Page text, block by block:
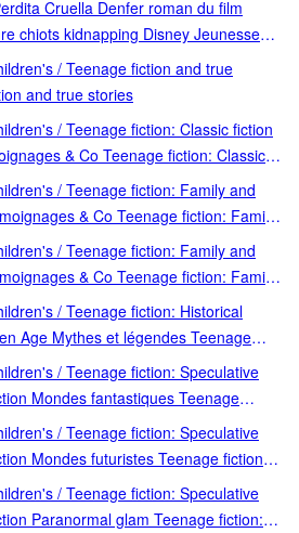
Cruella Denfer roman du film
chiots kidnapping Disney Jeunesse
de film Classique Disney Lutte
/ Teenage fiction and true
and true stories
/ Teenage fiction: Classic fiction
& Co Teenage fiction: Classic
/ Teenage fiction: Family and
& Co Teenage fiction: Family
/ Teenage fiction: Family and
& Co Teenage fiction: Family
rose Children's / Teenage fiction
en herbe 6-9 ans Lecture 6-9
/ Teenage fiction: Historical
Age Mythes et légendes Teenage
to c 1492 (Spanish medieval period)
/ Teenage fiction: Speculative
Mondes fantastiques Teenage
/ Teenage fiction: Speculative
Mondes futuristes Teenage fiction:
/ Teenage fiction: Speculative
Paranormal glam Teenage fiction: